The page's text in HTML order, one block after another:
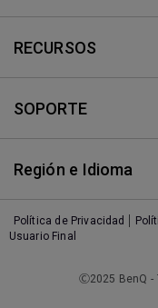
RECURSOS
SOPORTE
Región e Idioma
Política de Privacidad
Usuario Final
Ⓒ2025 BenQ -